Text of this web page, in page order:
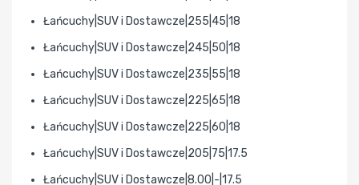
Łańcuchy|SUV i Dostawcze|255|45|18
Łańcuchy|SUV i Dostawcze|245|50|18
Łańcuchy|SUV i Dostawcze|235|55|18
Łańcuchy|SUV i Dostawcze|225|65|18
Łańcuchy|SUV i Dostawcze|225|60|18
Łańcuchy|SUV i Dostawcze|205|75|17.5
Łańcuchy|SUV i Dostawcze|8.00|-|17.5